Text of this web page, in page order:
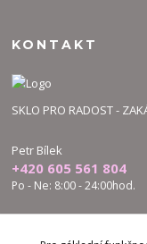
KONTAKT
SKLO PRO RADOST -
Petr Bílek
+420 605 561 804
Po - Ne: 8:00 - 24:00hod.